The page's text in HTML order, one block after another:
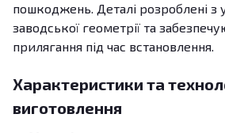
пошкоджень. Деталі розроблені з
заводської геометрії та
прилягання під час встановлення.
Характеристики та
виготовлення